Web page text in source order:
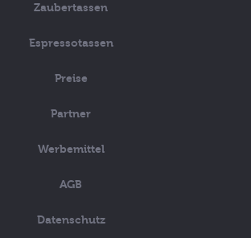
Zaubertassen
Espressotassen
Preise
Partner
Werbemittel
AGB
Datenschutz